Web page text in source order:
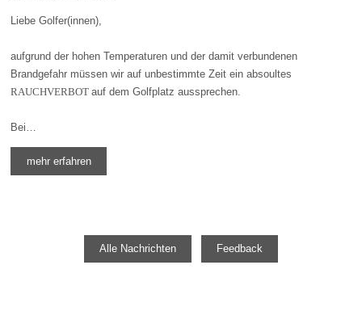
Liebe Golfer(innen),
aufgrund der hohen Temperaturen und der damit verbundenen
Brandgefahr müssen wir auf unbestimmte Zeit ein absoultes
RAUCHVERBOTauf dem Golfplatz aussprechen.
Bei…
mehr erfahren
Alle Nachrichten Feedback